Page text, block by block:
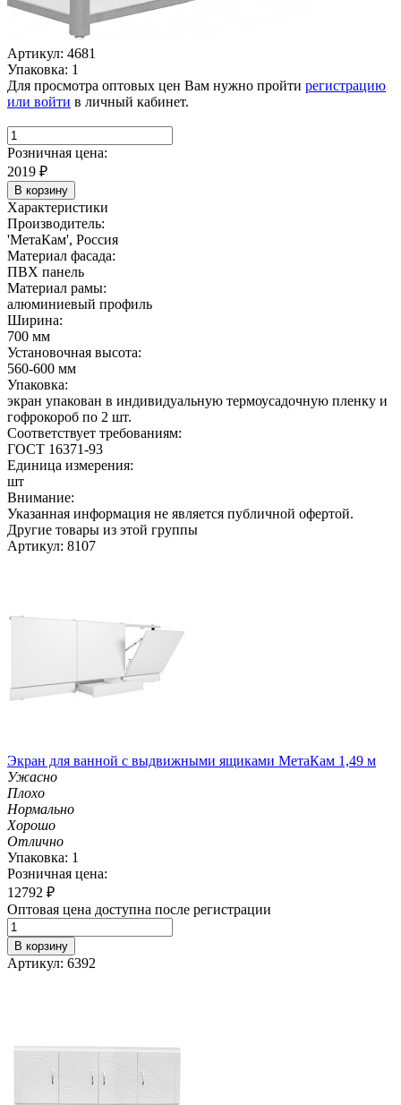
Артикул: 4681
Упаковка: 1
Для просмотра оптовых цен Вам нужно пройти регистрацию
или войти в личный кабинет.
Розничная цена:
2019 ₽
В корзину
Характеристики
Производитель:
'МетаКам', Россия
Материал фасада:
ПВХ панель
Материал рамы:
алюминиевый профиль
Ширина:
700 мм
Установочная высота:
560-600 мм
Упаковка:
экран упакован в индивидуальную термоусадочную пленку и
гофрокороб по 2 шт.
Соответствует требованиям:
ГОСТ 16371-93
Единица измерения:
шт
Внимание:
Указанная информация не является публичной офертой.
Другие товары из этой группы
Артикул: 8107
Экран для ванной с выдвижными ящиками МетаКам 1,49 м
Ужасно
Плохо
Нормально
Хорошо
Отлично
Упаковка: 1
Розничная цена:
12792 ₽
Оптовая цена доступна после регистрации
В корзину
Артикул: 6392